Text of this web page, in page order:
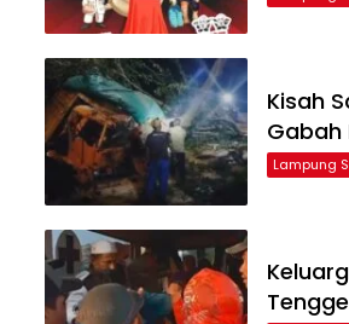
Kisah
Gabah
Lampung